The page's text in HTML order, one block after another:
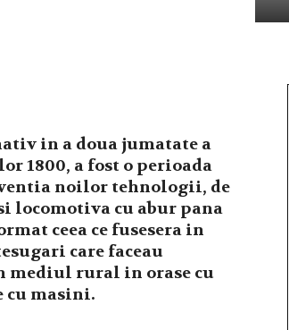
in a doua jumatate a
1800, a fost o perioada
noilor tehnologii, de
locomotiva cu abur pana
ceea ce fusesera in
care faceau
rural in orase cu
cu masini.